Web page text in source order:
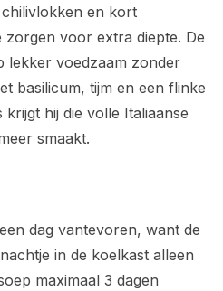
en kort
voor extra diepte. De
lekker voedzaam zonder
basilicum, tijm en een flinke
hij die volle Italiaanse
smaakt.
dag vantevoren, want de
in de koelkast alleen
maximaal 3 dagen